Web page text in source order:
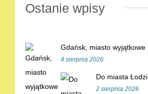
Ostanie wpisy
Gdańsk, miasto wyjątkowe
4 sierpnia 2026
Do miasta Łodzi
2 sierpnia 2026